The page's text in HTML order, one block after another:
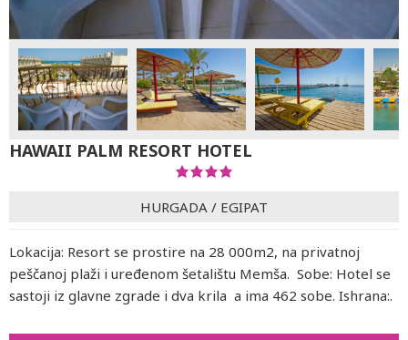
HAWAII PALM RESORT HOTEL
HURGADA / EGIPAT
Lokacija: Resort se prostire na 28 000m2, na privatnoj
peščanoj plaži i uređenom šetalištu Memša. Sobe: Hotel se
sastoji iz glavne zgrade i dva krila a ima 462 sobe. Ishrana:.